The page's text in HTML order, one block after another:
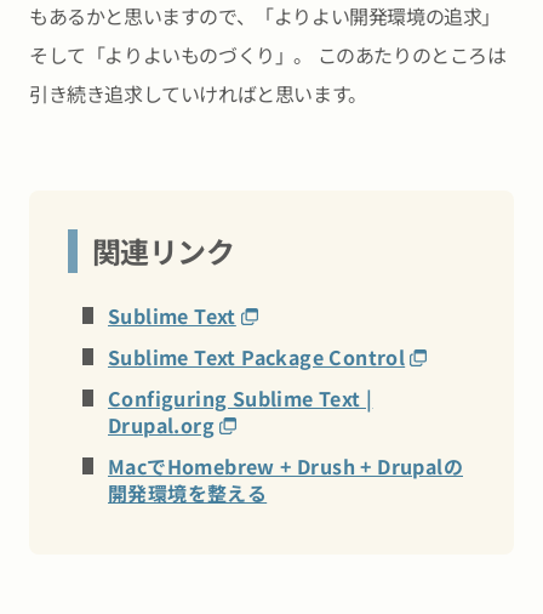
もあるかと思いますので、「よりよい開発環境の追求」
そして「よりよいものづくり」。 このあたりのところは
引き続き追求していければと思います。
関連リンク
Sublime Text
Sublime Text Package Control
Configuring Sublime Text |
Drupal.org
MacでHomebrew + Drush + Drupalの
開発環境を整える